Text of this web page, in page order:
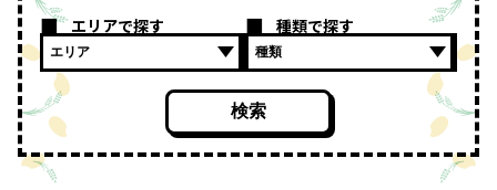
エリアで探す 種類で探す
検索